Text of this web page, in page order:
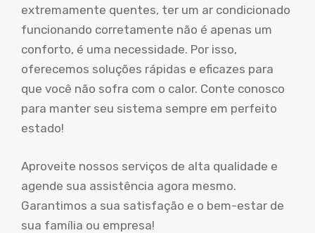
extremamente quentes, ter um ar condicionado
funcionando corretamente não é apenas um
conforto, é uma necessidade. Por isso,
oferecemos soluções rápidas e eficazes para
que você não sofra com o calor. Conte conosco
para manter seu sistema sempre em perfeito
estado!
Aproveite nossos serviços de alta qualidade e
agende sua assistência agora mesmo.
Garantimos a sua satisfação e o bem-estar de
sua família ou empresa!